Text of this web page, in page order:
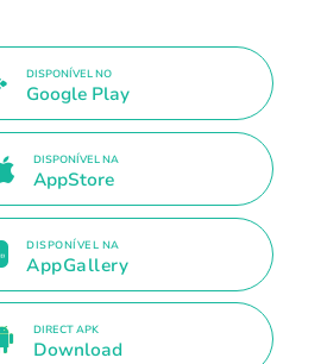
DISPONÍVEL NO
Google Play
DISPONÍVEL NA
AppStore
DISPONÍVEL NA
AppGallery
DIRECT APK
Download